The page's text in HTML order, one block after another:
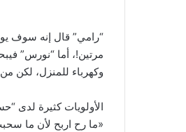
“رامي” قال إنه سوف
مرتين!، أما “نورس”
وكهرباء للمنزل، لكن
الأولويات كثيرة لدى
«ما رح اربح لأن ما